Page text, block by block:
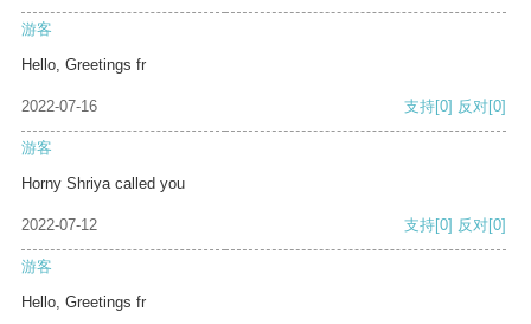
游客
Hello, Greetings fr
2022-07-16 支持[0] 反对[0]
游客
Horny Shriya called you
2022-07-12 支持[0] 反对[0]
游客
Hello, Greetings fr